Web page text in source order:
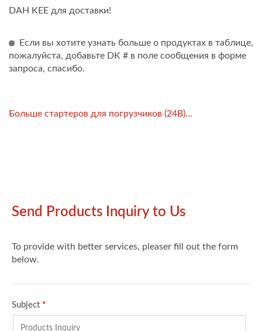
DAH KEE для доставки!
Если вы хотите узнать больше о продуктах в таблице,
пожалуйста, добавьте DK # в поле сообщения в форме
запроса, спасибо.
Больше стартеров для погрузчиков (24В)...